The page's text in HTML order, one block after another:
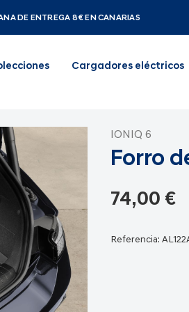
DE ENTREGA 8€ EN CANARIAS
Cargadores eléctricos
IONIQ 6
Forro
74,00 €
Referencia: